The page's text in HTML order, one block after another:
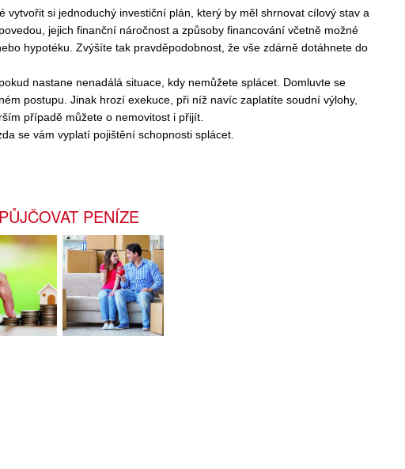
vytvořit si jednoduchý investiční plán, který by měl shrnovat cílový stav a
jejich finanční náročnost a způsoby financování včetně možné
hypotéku. Zvýšíte tak pravděpodobnost, že vše zdárně dotáhnete do
nastane nenadálá situace, kdy nemůžete splácet. Domluvte se
postupu. Jinak hrozí exekuce, při níž navíc zaplatíte soudní výlohy,
případě můžete o nemovitost i přijít.
se vám vyplatí pojištění schopnosti splácet.
PENÍZE